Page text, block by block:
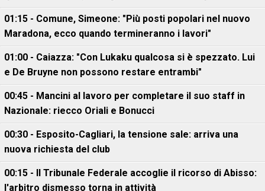
01:15 - Comune, Simeone: "Più posti popolari nel nuovo
Maradona, ecco quando termineranno i lavori"
01:00 - Caiazza: "Con Lukaku qualcosa si è spezzato. Lui
e De Bruyne non possono restare entrambi"
00:45 - Mancini al lavoro per completare il suo staff in
Nazionale: riecco Oriali e Bonucci
00:30 - Esposito-Cagliari, la tensione sale: arriva una
nuova richiesta del club
00:15 - Il Tribunale Federale accoglie il ricorso di Abisso:
l'arbitro dismesso torna in attività